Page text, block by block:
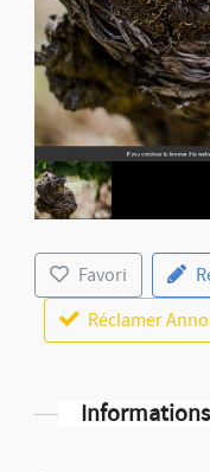
Favori
Réclamer